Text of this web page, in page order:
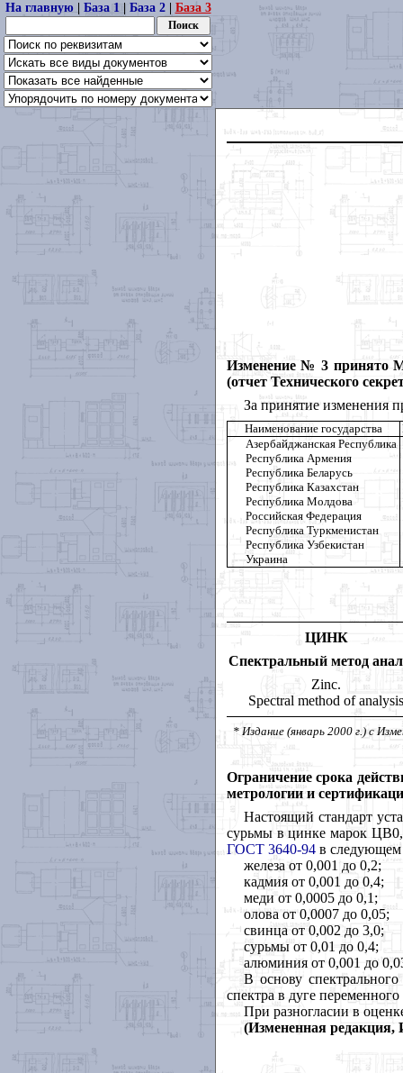
На главную| База 1| База 2| База 3
Изменение № 3 принято
(отчет Технического
За принятие изменения
Наименование государства
Азербайджанская Республика
Республика Армения
Республика Беларусь
Республика Казахстан
Республика Молдова
Российская Федерация
Республика Туркменистан
Республика Узбекистан
Украина
ЦИНК
Спектральный метод
Zinc.
Spectral method of analysis
* Издание (январь 2000 г.) с
Ограничение срока
метрологии и
Настоящий стандарт
сурьмы в цинке марок
ГОСТ 3640-94 в следующем
железа от 0,001 до 0,2;
кадмия от 0,001 до 0,4;
меди от 0,0005 до 0,1;
олова от 0,0007 до 0,05;
свинца от 0,002 до 3,0;
сурьмы от 0,01 до 0,4;
алюминия от 0,001 до
В основу
спектра в дуге
При разногласии в
(Измененная